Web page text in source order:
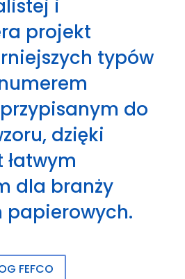
i
projekt
typów
do
dzięki
łatwym
dla branży
papierowych.
FEFCO